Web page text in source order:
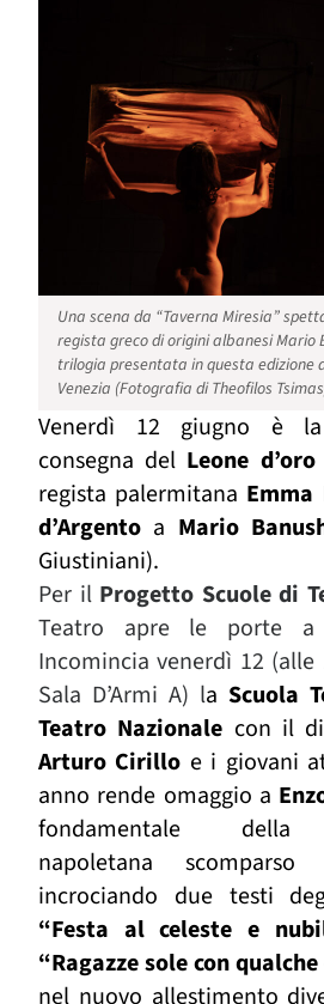
Una scena da “Taverna Miresia”
regista greco di origini albanesi Mario
trilogia presentata in questa edizione
Venezia (Fotografia di Theofilos
Venerdì 12 giugno è
consegna del Leone d’oro
regista palermitana Emma
d’Argento a Mario
Giustiniani).
Per il Progetto Scuole di
Teatro apre le porte a
Incomincia venerdì 12
Sala D’Armi A) la Scuola
Teatro Nazionale con il
Arturo Cirillo e i giovani
anno rende omaggio a
fondamentale della
napoletana
incrociando due testi
“Festa al celeste e
“Ragazze sole con
nel nuovo allestimento